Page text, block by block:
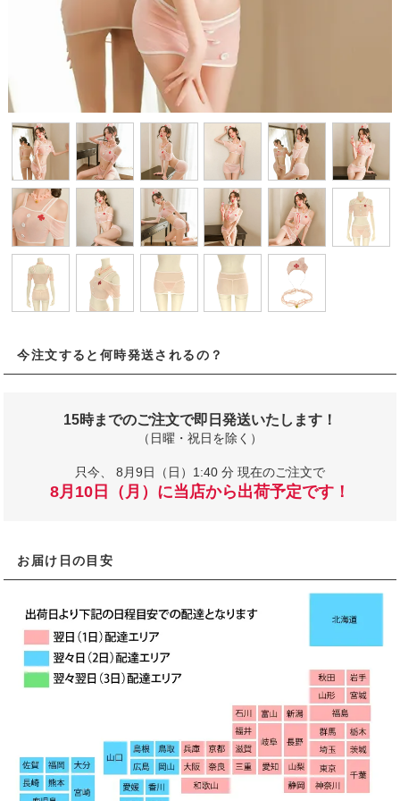
今注文すると何時発送されるの？
15時までのご注文で即日発送いたします！
（日曜・祝日を除く）
只今、 8月9日（日）1:40 分 現在のご注文で
8月10日（月）に当店から出荷予定です！
お届け日の目安